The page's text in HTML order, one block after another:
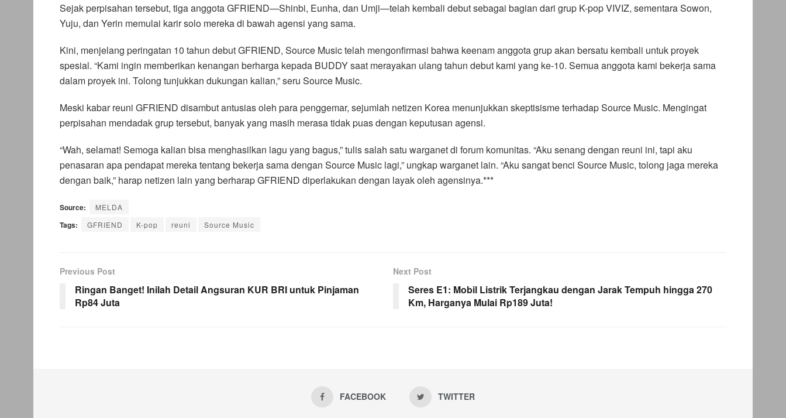
Sejak perpisahan tersebut, tiga anggota GFRIEND—Shinbi, Eunha, dan Umji—telah kembali debut sebagai bagian dari grup K-pop VIVIZ, sementara Sowon,
Yuju, dan Yerin memulai karir solo mereka di bawah agensi yang sama.
Kini, menjelang peringatan 10 tahun debut GFRIEND, Source Music telah mengonfirmasi bahwa keenam anggota grup akan bersatu kembali untuk proyek
spesial. “Kami ingin memberikan kenangan berharga kepada BUDDY saat merayakan ulang tahun debut kami yang ke-10. Semua anggota kami bekerja sama
dalam proyek ini. Tolong tunjukkan dukungan kalian,” seru Source Music.
Meski kabar reuni GFRIEND disambut antusias oleh para penggemar, sejumlah netizen Korea menunjukkan skeptisisme terhadap Source Music. Mengingat
perpisahan mendadak grup tersebut, banyak yang masih merasa tidak puas dengan keputusan agensi.
“Wah, selamat! Semoga kalian bisa menghasilkan lagu yang bagus,” tulis salah satu warganet di forum komunitas. “Aku senang dengan reuni ini, tapi aku
penasaran apa pendapat mereka tentang bekerja sama dengan Source Music lagi,” ungkap warganet lain. “Aku sangat benci Source Music, tolong jaga mereka
dengan baik,” harap netizen lain yang berharap GFRIEND diperlakukan dengan layak oleh agensinya.***
Source: MELDA
Tags: GFRIEND K-pop reuni Source Music
Previous Post
Ringan Banget! Inilah Detail Angsuran KUR BRI untuk Pinjaman
Rp84 Juta
Next Post
Seres E1: Mobil Listrik Terjangkau dengan Jarak Tempuh hingga 270
Km, Harganya Mulai Rp189 Juta!
FACEBOOK TWITTER